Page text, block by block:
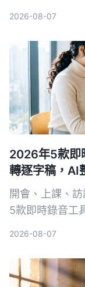
2026-08-07
2026年5款即
轉逐字稿，AI
開會、上課、
5款即時錄音工
事項，是目前
2026-08-07